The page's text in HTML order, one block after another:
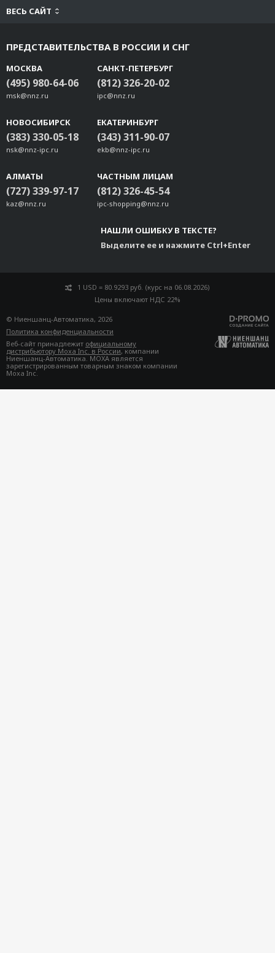
ВЕСЬ САЙТ
ПРЕДСТАВИТЕЛЬСТВА В РОССИИ И СНГ
МОСКВА
(495) 980-64-06
msk@nnz.ru
САНКТ-ПЕТЕРБУРГ
(812) 326-20-02
ipc@nnz.ru
НОВОСИБИРСК
(383) 330-05-18
nsk@nnz-ipc.ru
ЕКАТЕРИНБУРГ
(343) 311-90-07
ekb@nnz-ipc.ru
АЛМАТЫ
(727) 339-97-17
kaz@nnz.ru
ЧАСТНЫМ ЛИЦАМ
(812) 326-45-54
ipc-shopping@nnz.ru
НАШЛИ ОШИБКУ В ТЕКСТЕ?
Выделите ее и нажмите Ctrl+Enter
1 USD = 80.9293 руб. (курс на 06.08.2026)
Цены включают НДС 22%
© Ниеншанц-Автоматика, 2026
Политика конфиденциальности
Веб-сайт принадлежит официальному
дистрибьютору Moxa Inc. в России, компании
Ниеншанц-Автоматика. MOXA является
зарегистрированным товарным знаком компании
Moxa Inc.